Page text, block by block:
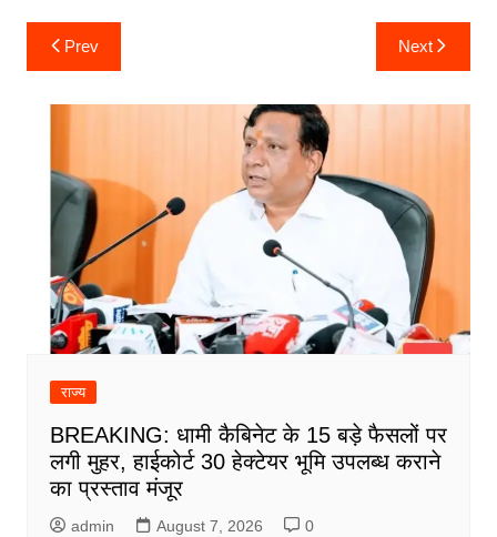
Post
navigation
Prev Next
राज्य
BREAKING: धामी कैबिनेट के 15 बड़े फैसलों पर
लगी मुहर, हाईकोर्ट 30 हेक्टेयर भूमि उपलब्ध कराने
का प्रस्ताव मंजूर
admin August 7, 2026 0